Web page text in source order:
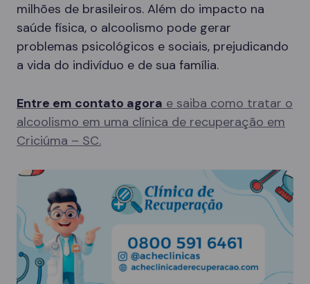
milhões de brasileiros. Além do impacto na
saúde física, o alcoolismo pode gerar
problemas psicológicos e sociais, prejudicando
a vida do indivíduo e de sua família.
Entre em contato agora e saiba como tratar o
alcoolismo em uma clínica de recuperação em
Criciúma – SC.